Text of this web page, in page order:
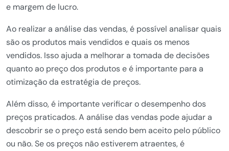
e margem de lucro.
Ao realizar a análise das vendas, é possível analisar quais
são os produtos mais vendidos e quais os menos
vendidos. Isso ajuda a melhorar a tomada de decisões
quanto ao preço dos produtos e é importante para a
otimização da estratégia de preços.
Além disso, é importante verificar o desempenho dos
preços praticados. A análise das vendas pode ajudar a
descobrir se o preço está sendo bem aceito pelo público
ou não. Se os preços não estiverem atraentes, é